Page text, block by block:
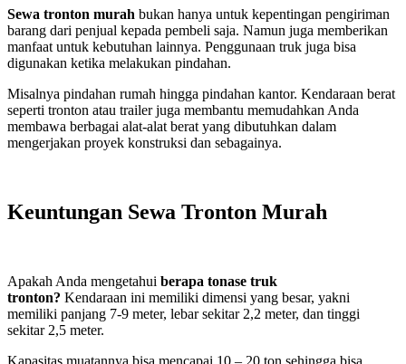
Sewa tronton murah bukan hanya untuk kepentingan pengiriman
barang dari penjual kepada pembeli saja. Namun juga memberikan
manfaat untuk kebutuhan lainnya. Penggunaan truk juga bisa
digunakan ketika melakukan pindahan.
Misalnya pindahan rumah hingga pindahan kantor. Kendaraan berat
seperti tronton atau trailer juga membantu memudahkan Anda
membawa berbagai alat-alat berat yang dibutuhkan dalam
mengerjakan proyek konstruksi dan sebagainya.
Keuntungan Sewa Tronton Murah
Apakah Anda mengetahui berapa tonase truk
tronton? Kendaraan ini memiliki dimensi yang besar, yakni
memiliki panjang 7-9 meter, lebar sekitar 2,2 meter, dan tinggi
sekitar 2,5 meter.